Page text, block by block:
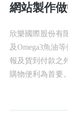
網站製作
欣樂國際股份有
及Omega3魚油
報及貨到付款之
購物便利為首要